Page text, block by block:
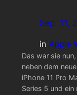
Sep. 11,
in Apple
Das war sie
neben dem
iPhone 11 Pro
Series 5 und